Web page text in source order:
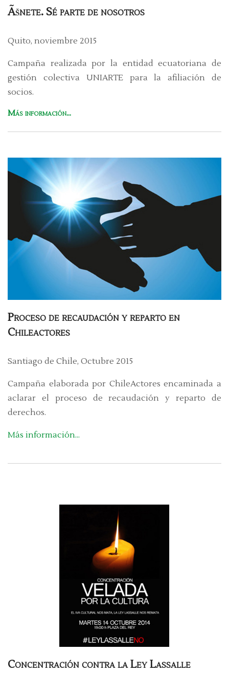
Ãšnete. Sé parte de nosotros
Quito, noviembre 2015
Campaña realizada por la entidad ecuatoriana de
gestión colectiva UNIARTE para la afiliación de
socios.
Más información...
Proceso de recaudación y reparto en
Chileactores
Santiago de Chile, Octubre 2015
Campaña elaborada por ChileActores encaminada a
aclarar el proceso de recaudación y reparto de
derechos.
Más información...
Concentración contra la Ley Lassalle